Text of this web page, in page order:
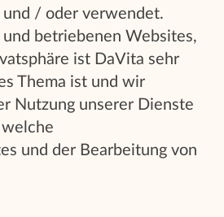
/ oder verwendet.
betriebenen Websites,
ist DaVita sehr
Thema ist und wir
Nutzung unserer Dienste
und der Bearbeitung von